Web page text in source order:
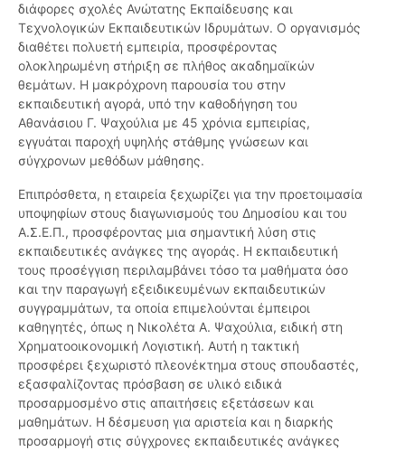
διάφορες σχολές Ανώτατης Εκπαίδευσης και
Τεχνολογικών Εκπαιδευτικών Ιδρυμάτων. Ο οργανισμός
διαθέτει πολυετή εμπειρία, προσφέροντας
ολοκληρωμένη στήριξη σε πλήθος ακαδημαϊκών
θεμάτων. Η μακρόχρονη παρουσία του στην
εκπαιδευτική αγορά, υπό την καθοδήγηση του
Αθανάσιου Γ. Ψαχούλια με 45 χρόνια εμπειρίας,
εγγυάται παροχή υψηλής στάθμης γνώσεων και
σύγχρονων μεθόδων μάθησης.
Επιπρόσθετα, η εταιρεία ξεχωρίζει για την προετοιμασία
υποψηφίων στους διαγωνισμούς του Δημοσίου και του
Α.Σ.Ε.Π., προσφέροντας μια σημαντική λύση στις
εκπαιδευτικές ανάγκες της αγοράς. Η εκπαιδευτική
τους προσέγγιση περιλαμβάνει τόσο τα μαθήματα όσο
και την παραγωγή εξειδικευμένων εκπαιδευτικών
συγγραμμάτων, τα οποία επιμελούνται έμπειροι
καθηγητές, όπως η Νικολέτα Α. Ψαχούλια, ειδική στη
Χρηματοοικονομική Λογιστική. Αυτή η τακτική
προσφέρει ξεχωριστό πλεονέκτημα στους σπουδαστές,
εξασφαλίζοντας πρόσβαση σε υλικό ειδικά
προσαρμοσμένο στις απαιτήσεις εξετάσεων και
μαθημάτων. Η δέσμευση για αριστεία και η διαρκής
προσαρμογή στις σύγχρονες εκπαιδευτικές ανάγκες